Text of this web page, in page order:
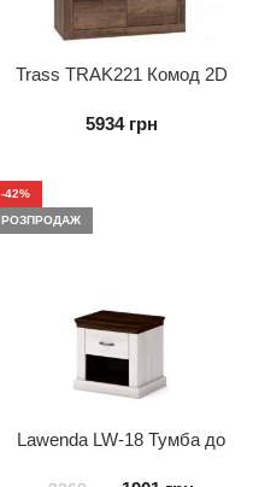
Trass TRAK221 Комод 2D
5934 грн
-42%
РОЗПРОДАЖ
Lawenda LW-18 Тумба до